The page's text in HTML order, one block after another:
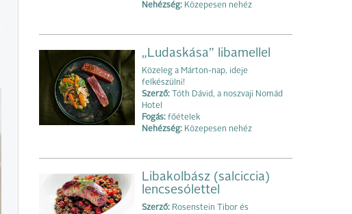
Nehézség: Közepesen nehéz
„Ludaskása” libamellel
Közeleg a Márton-nap, ideje
felkészülni!
Szerző: Tóth Dávid, a noszvaji Nomád
Hotel
Fogás: főételek
Nehézség: Közepesen nehéz
Libakolbász (salciccia)
lencsesólettel
Szerző: Rosenstein Tibor és